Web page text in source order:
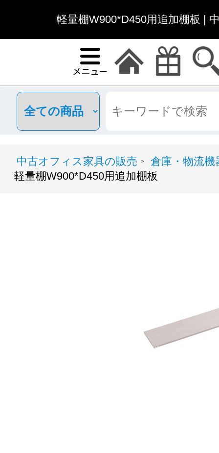
軽量棚W900*D450用追加棚板 |
中古オフィス家具の販売 >
倉庫・物流機
軽量棚W900*D450用追加棚板